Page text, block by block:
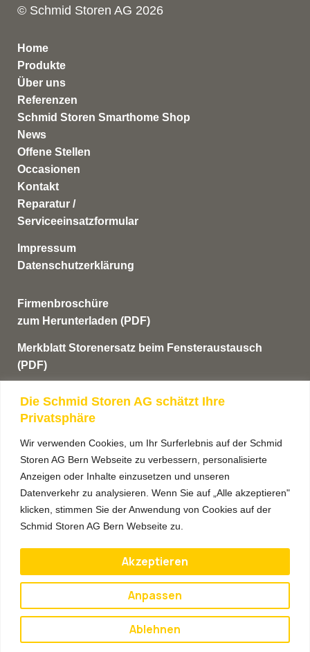
Die Schmid Storen AG schätzt Ihre
Privatsphäre
Wir verwenden Cookies, um Ihr Surferlebnis auf der Schmid
Storen AG Bern Webseite zu verbessern, personalisierte
Anzeigen oder Inhalte einzusetzen und unseren
Datenverkehr zu analysieren. Wenn Sie auf „Alle akzeptieren"
klicken, stimmen Sie der Anwendung von Cookies auf der
Schmid Storen AG Bern Webseite zu.
Anpassen
Ablehnen
Akzeptieren
© Schmid Storen AG 2026
Home
Produkte
Über uns
Referenzen
Schmid Storen Smarthome Shop
News
Offene Stellen
Occasionen
Kontakt
Reparatur /
Serviceeinsatzformular
Impressum
Datenschutzerklärung
Firmenbroschüre
zum Herunterladen (PDF)
Merkblatt Storenersatz beim Fensteraustausch
(PDF)
Anmeldung Newsletter